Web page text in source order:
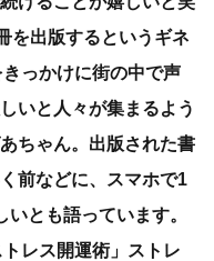
を出版するというギネ
っかけに街の中で声
いと人々が集まるよう
ちゃん。出版された書
前などに、スマホで1
とも語っています。
レス開運術」ストレ